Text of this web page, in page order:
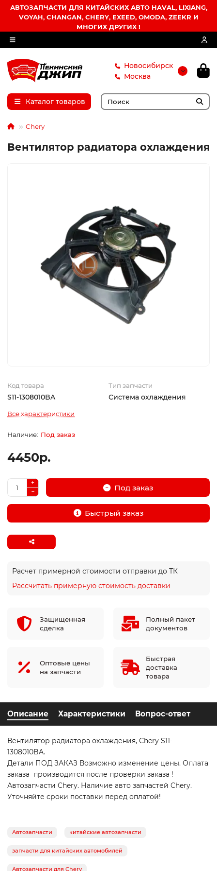
АВТОЗАПЧАСТИ ДЛЯ КИТАЙСКИХ АВТО HAVAL, LIXIANG,
VOYAH, CHANGAN, CHERY, EXEED, OMODA, ZEEKR И
МНОГИХ ДРУГИХ !
Новосибирск
Москва
Каталог товаров
Chery
Вентилятор радиатора охлаждения
Код товара
S11-1308010BA
Тип запчасти
Система охлаждения
Все характеристики
Под заказ
4450р.
Под заказ
Быстрый заказ
Расчет примерной стоимости отправки до ТК
Рассчитать примерную стоимость доставки
Защищенная
сделка
Полный пакет
документов
Оптовые цены
на запчасти
Быстрая
доставка
товара
Описание Характеристики Вопрос-ответ
Вентилятор радиатора охлаждения, Chery S11-
1308010BA.
Детали ПОД ЗАКАЗ Возможно изменение цены. Оплата
заказа производится после проверки заказа !
Автозапчасти Chery. Наличие авто запчастей Chery.
Уточняйте сроки поставки перед оплатой!
Автозапчасти китайские автозапчасти
запчасти для китайских автомобилей
Автозапчасти для Chery